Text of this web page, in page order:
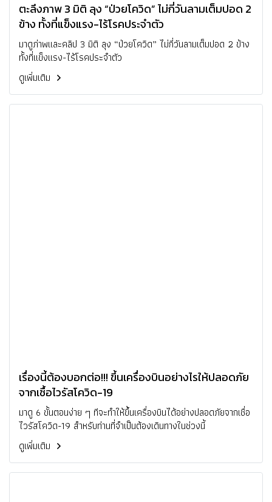
ตะลึงภาพ 3 มิติ ลุง “ป่วยโควิด” ไม่กี่วันลามเต็มปอด 2
ข้าง ทั้งที่แข็งแรง-ไร้โรคประจำตัว
มาดูภ่าพและคลิป 3 มิติ ลุง “ป่วยโควิด” ไม่กี่วันลามเต็มปอด 2 ข้าง
ทั้งที่แข็งแรง-ไร้โรคประจำตัว
ดูเพิ่มเติม
เรื่องนี้ต้องบอกต่อ!!! ขึ้นเครื่องบินอย่างไรให้ปลอดภัย
จากเชื้อไวรัสโควิด-19
มาดู 6 ขั้นตอนง่าย ๆ ทีจะทำให้ขึ้นเครื่องบินได้อย่างปลอดภัยจากเชื่อ
ไวรัสโควิด-19 สำหรับท่านที่จำเป็นต้องเดินทางในช่วงนี้
ดูเพิ่มเติม